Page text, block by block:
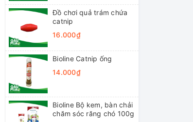
Đồ chơi quả trám chứa
catnip
16.000₫
Bioline Catnip ống
14.000₫
Bioline Bộ kem, bàn chải
chăm sóc răng chó 100g